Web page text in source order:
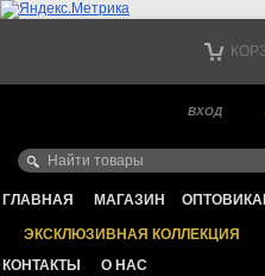
ВХОД
ГЛАВНАЯ МАГАЗИН
ЭКСКЛЮЗИВНАЯ КОЛЛЕКЦИЯ
КОНТАКТЫ
О НАС
ИНТЕРНЕТ МАГАЗИН
+7 495 783 69 17